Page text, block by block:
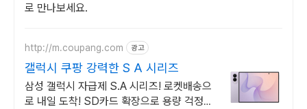
로 만나보세요.
http://m.coupang.com 광고
갤럭시 쿠팡 강력한 S A 시리즈
삼성 갤럭시 자급제 S.A 시리즈! 로켓배송으
로 내일 도착! SD카드 확장으로 용량 걱정